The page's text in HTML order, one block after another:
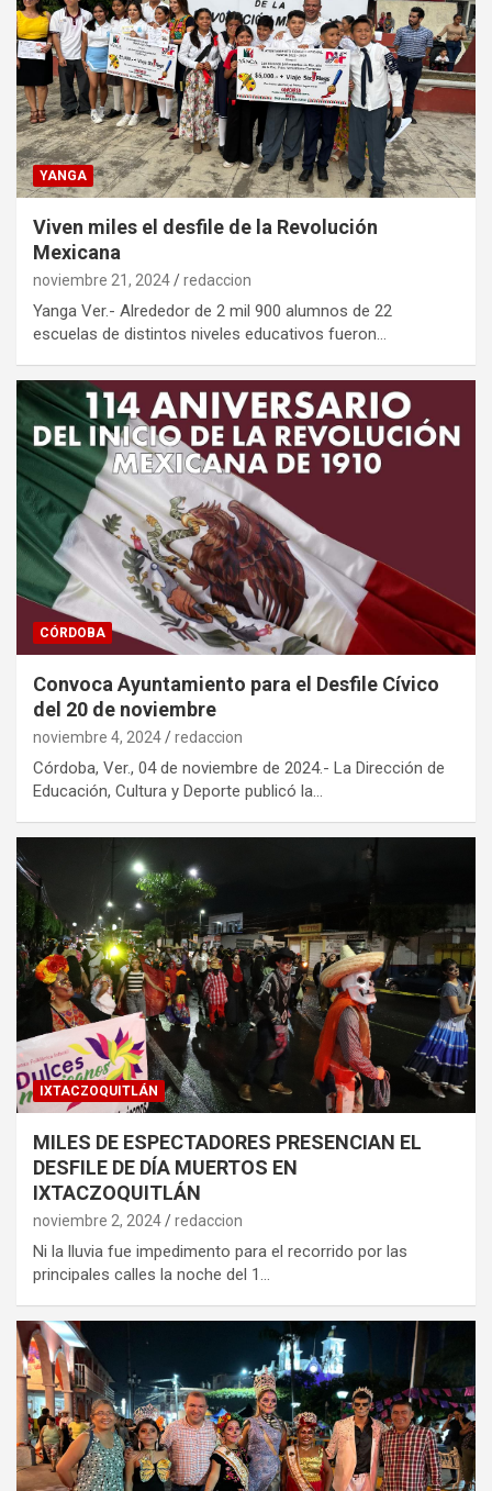
YANGA
Viven miles el desfile de la Revolución
Mexicana
noviembre 21, 2024 redaccion
Yanga Ver.- Alrededor de 2 mil 900 alumnos de 22
escuelas de distintos niveles educativos fueron…
CÓRDOBA
Convoca Ayuntamiento para el Desfile Cívico
del 20 de noviembre
noviembre 4, 2024 redaccion
Córdoba, Ver., 04 de noviembre de 2024.- La Dirección de
Educación, Cultura y Deporte publicó la…
IXTACZOQUITLÁN
MILES DE ESPECTADORES PRESENCIAN EL
DESFILE DE DÍA MUERTOS EN
IXTACZOQUITLÁN
noviembre 2, 2024 redaccion
Ni la lluvia fue impedimento para el recorrido por las
principales calles la noche del 1…